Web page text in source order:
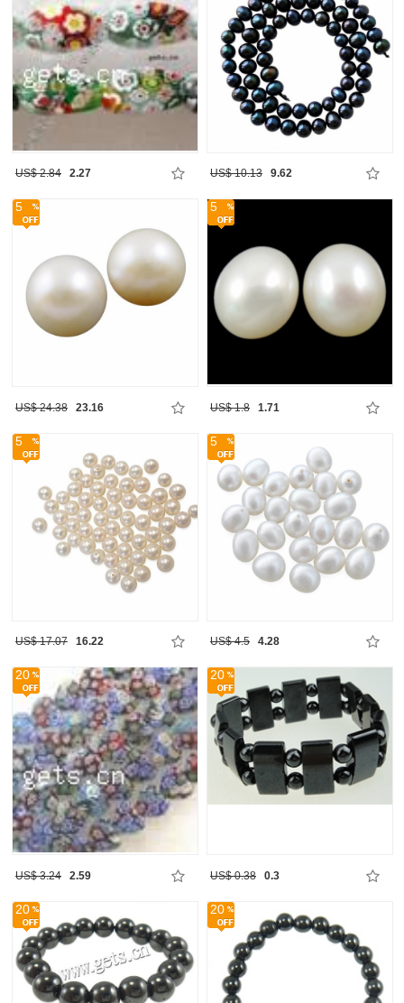
US$ 2.84 2.27 US$ 10.13 9.62
5
US$ 24.38 23.16
5
US$ 1.8 1.71
5
US$ 17.07 16.22
5
US$ 4.5 4.28
20
US$ 3.24 2.59
20
US$ 0.38 0.3
20 20